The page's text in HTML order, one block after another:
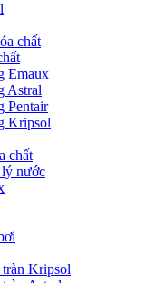
chất
Emaux
Astral
Pentair
Kripsol
chất
nước
Kripsol